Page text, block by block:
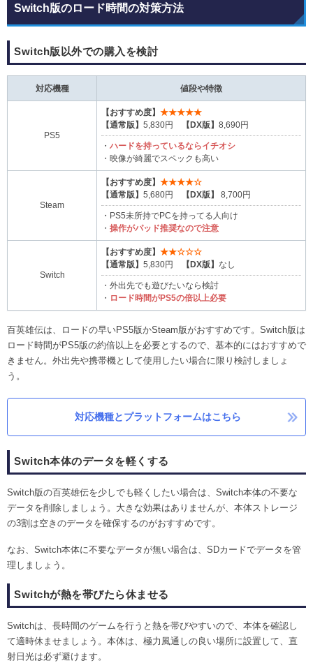
Switch版のロード時間の対策方法
Switch版以外での購入を検討
対応機種 値段や特徴
PS5
【おすすめ度】 ★★★★★
【通常版】 5,830円 【DX版】 8,690円
・ ハードを持っているならイチオシ
・映像が綺麗でスペックも高い
Steam
【おすすめ度】 ★★★★☆
【通常版】 5,680円 【DX版】 8,700円
・PS5未所持でPCを持ってる人向け
・ 操作がパッド推奨なので注意
Switch
【おすすめ度】 ★★☆☆☆
【通常版】 5,830円 【DX版】 なし
・外出先でも遊びたいなら検討
・ ロード時間がPS5の倍以上必要
百英雄伝は、ロードの早いPS5版かSteam版がおすすめです。Switch版は
ロード時間がPS5版の約倍以上を必要とするので、基本的にはおすすめで
きません。外出先や携帯機として使用したい場合に限り検討しましょ
う。
対応機種とプラットフォームはこちら
Switch本体のデータを軽くする
Switch版の百英雄伝を少しでも軽くしたい場合は、Switch本体の不要な
データを削除しましょう。大きな効果はありませんが、本体ストレージ
の3割は空きのデータを確保するのがおすすめです。
なお、Switch本体に不要なデータが無い場合は、SDカードでデータを管
理しましょう。
Switchが熱を帯びたら休ませる
Switchは、長時間のゲームを行うと熱を帯びやすいので、本体を確認し
て適時休ませましょう。本体は、極力風通しの良い場所に設置して、直
射日光は必ず避けます。